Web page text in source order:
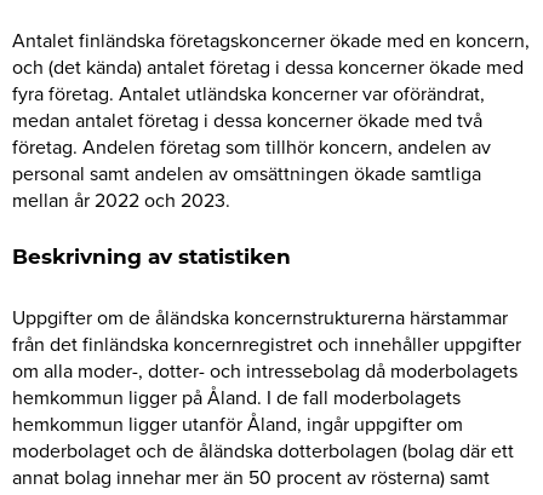
Antalet finländska företagskoncerner ökade med en koncern,
och (det kända) antalet företag i dessa koncerner ökade med
fyra företag. Antalet utländska koncerner var oförändrat,
medan antalet företag i dessa koncerner ökade med två
företag. Andelen företag som tillhör koncern, andelen av
personal samt andelen av omsättningen ökade samtliga
mellan år 2022 och 2023.
Beskrivning av statistiken
Uppgifter om de åländska koncernstrukturerna härstammar
från det finländska koncernregistret och innehåller uppgifter
om alla moder-, dotter- och intressebolag då moderbolagets
hemkommun ligger på Åland. I de fall moderbolagets
hemkommun ligger utanför Åland, ingår uppgifter om
moderbolaget och de åländska dotterbolagen (bolag där ett
annat bolag innehar mer än 50 procent av rösterna) samt